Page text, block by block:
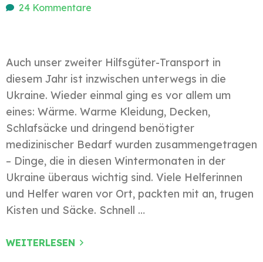
24 Kommentare
Auch unser zweiter Hilfsgüter-Transport in
diesem Jahr ist inzwischen unterwegs in die
Ukraine. Wieder einmal ging es vor allem um
eines: Wärme. Warme Kleidung, Decken,
Schlafsäcke und dringend benötigter
medizinischer Bedarf wurden zusammengetragen
– Dinge, die in diesen Wintermonaten in der
Ukraine überaus wichtig sind. Viele Helferinnen
und Helfer waren vor Ort, packten mit an, trugen
Kisten und Säcke. Schnell …
WEITERLESEN